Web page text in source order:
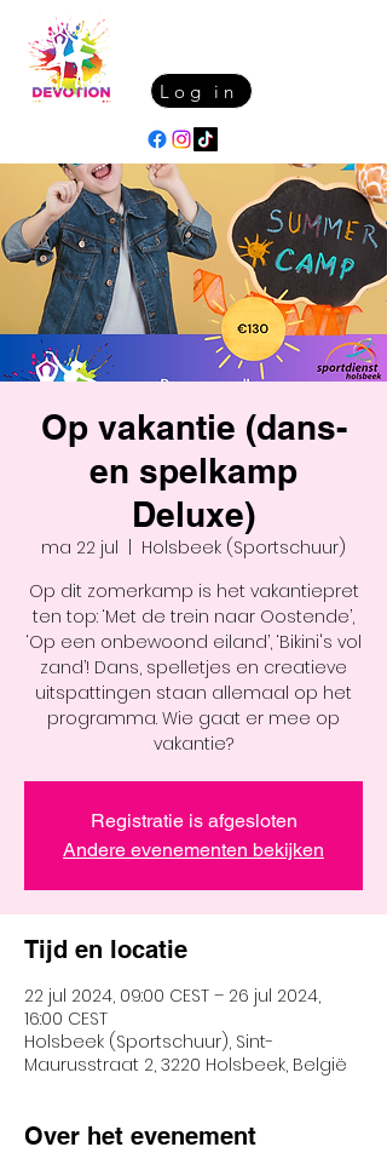
Log in
Op vakantie (dans-
en spelkamp
Deluxe)
ma 22 jul
Holsbeek (Sportschuur)
Op dit zomerkamp is het vakantiepret
ten top: ‘Met de trein naar Oostende’,
‘Op een onbewoond eiland’, ‘Bikini's vol
zand’! Dans, spelletjes en creatieve
uitspattingen staan allemaal op het
programma. Wie gaat er mee op
vakantie?
Registratie is afgesloten
Andere evenementen bekijken
Tijd en locatie
22 jul 2024, 09:00 CEST – 26 jul 2024,
16:00 CEST
Holsbeek (Sportschuur), Sint-
Maurusstraat 2, 3220 Holsbeek, België
Over het evenement